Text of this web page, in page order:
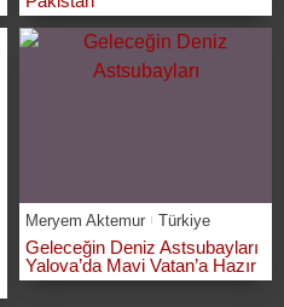
Meryem Aktemur Türkiye
Geleceğin Deniz Astsubayları
Yalova’da Mavi Vatan’a Hazır